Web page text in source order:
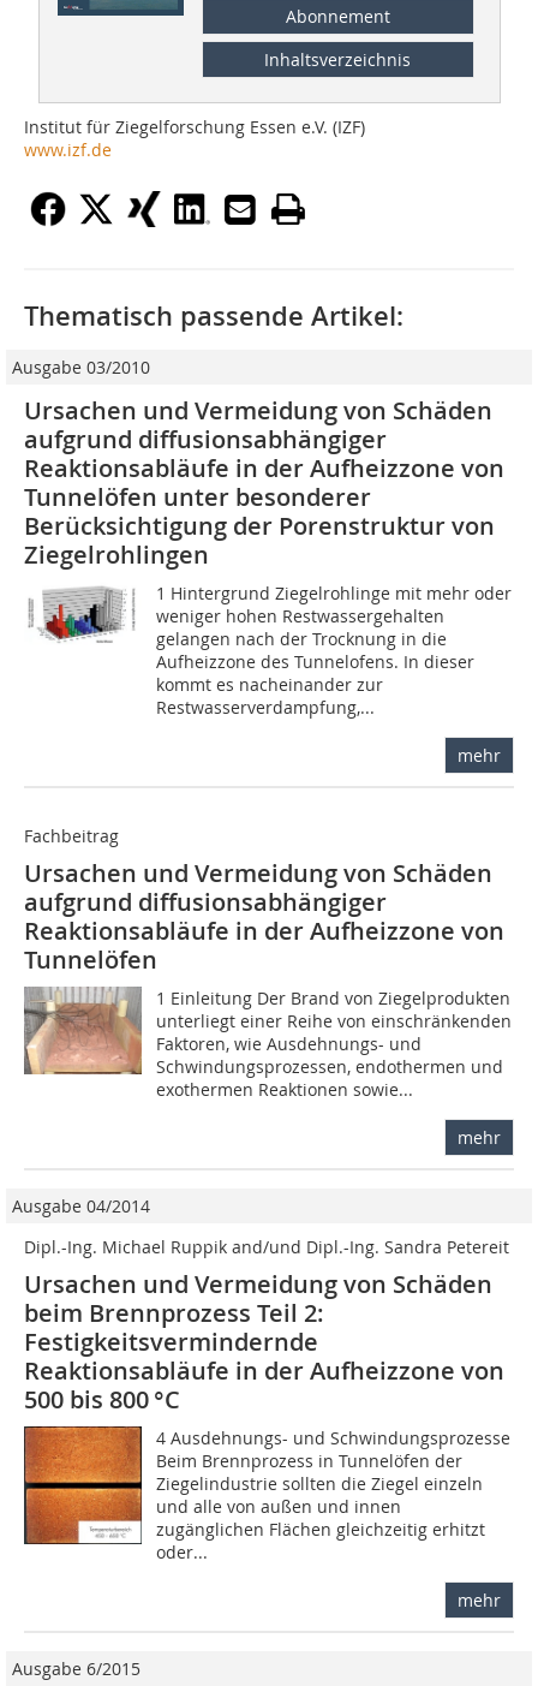
Abonnement
Inhaltsverzeichnis
Institut für Ziegelforschung Essen e.V. (IZF)
www.izf.de
Thematisch passende Artikel:
Ausgabe 03/2010
Ursachen und Vermeidung von Schäden
aufgrund diffusionsabhängiger
Reaktionsabläufe in der Aufheizzone von
Tunnelöfen unter besonderer
Berücksichtigung der Porenstruktur von
Ziegelrohlingen
1 Hintergrund Ziegelrohlinge mit mehr oder
weniger hohen Restwassergehalten
gelangen nach der Trocknung in die
Aufheizzone des Tunnelofens. In dieser
kommt es nacheinander zur
Restwasserverdampfung,...
mehr
Fachbeitrag
Ursachen und Vermeidung von Schäden
aufgrund diffusionsabhängiger
Reaktionsabläufe in der Aufheizzone von
Tunnelöfen
1 Einleitung Der Brand von Ziegelprodukten
unterliegt einer Reihe von einschränkenden
Faktoren, wie Ausdehnungs- und
Schwindungsprozessen, endothermen und
exothermen Reaktionen sowie...
mehr
Ausgabe 04/2014
Dipl.-Ing. Michael Ruppik and/und Dipl.-Ing. Sandra Petereit
Ursachen und Vermeidung von Schäden
beim Brennprozess Teil 2:
Festigkeitsvermindernde
Reaktionsabläufe in der Aufheizzone von
500 bis 800 °C
4 Ausdehnungs- und Schwindungsprozesse
Beim Brennprozess in Tunnelöfen der
Ziegelindustrie sollten die Ziegel einzeln
und alle von außen und innen
zugänglichen Flächen gleichzeitig erhitzt
oder...
mehr
Ausgabe 6/2015